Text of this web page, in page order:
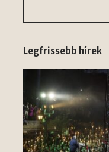
Legfrissebb hírek